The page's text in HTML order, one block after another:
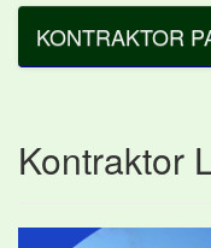
KONTRAKTOR
Kontraktor